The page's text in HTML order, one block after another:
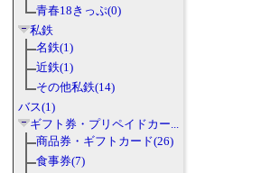
青春18きっぷ(0)
私鉄
名鉄(1)
近鉄(1)
その他私鉄(14)
バス(1)
ギフト券・プリペイドカー...
商品券・ギフトカード(26)
食事券(7)